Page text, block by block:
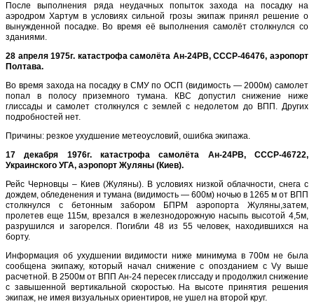
После выполнения ряда неудачных попыток захода на посадку на
аэродром Хартум в условиях сильной грозы экипаж принял решение о
вынужденной посадке. Во время её выполнения самолёт столкнулся со
зданиями.
28 апреля 1975г. катастрофа самолёта Ан-24РВ, СССР-46476, аэропорт
Полтава.
Во время захода на посадку в СМУ по ОСП (видимость — 2000м) самолет
попал в полосу приземного тумана. КВС допустил снижение ниже
глиссады и самолет столкнулся с землей с недолетом до ВПП. Других
подробностей нет.
Причины: резкое ухудшение метеоусловий, ошибка экипажа.
17 декабря 1976г. катастрофа самолёта Ан-24РВ, СССР-46722,
Украинского УГА, аэропорт Жуляны (Киев).
Рейс Черновцы – Киев (Жуляны). В условиях низкой облачности, снега с
дождем, обледенения и тумана (видимость — 600м) ночью в 1265 м от ВПП
столкнулся с бетонным забором БПРМ аэропорта Жуляны,затем,
пролетев еще 115м, врезался в железнодорожную насыпь высотой 4,5м,
разрушился и загорелся. Погибли 48 из 55 человек, находившихся на
борту.
Информация об ухудшении видимости ниже минимума в 700м не была
сообщена экипажу, который начал снижение с опозданием с Vу выше
расчетной. В 2500м от ВПП Ан-24 пересек глиссаду и продолжил снижение
с завышенной вертикальной скоростью. На высоте принятия решения
экипаж, не имея визуальных ориентиров, не ушел на второй круг.